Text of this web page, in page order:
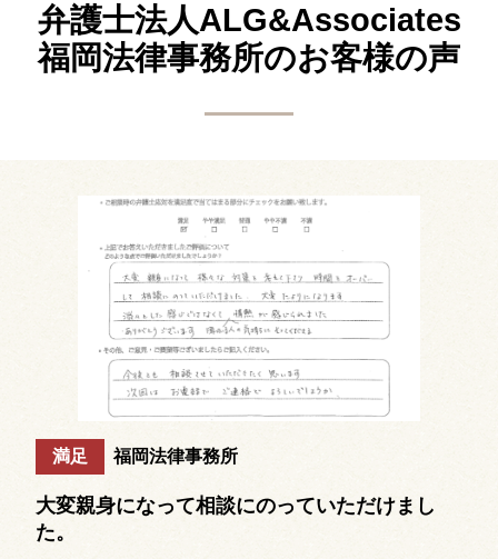
弁護士法人ALG&Associates
福岡法律事務所のお客様の声
満足 福岡法律事務所
大変親身になって相談にのっていただけまし
た。